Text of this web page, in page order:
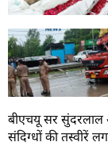
बीएचयू सर सुंदरलाल
संदिग्धों की तस्वीरें